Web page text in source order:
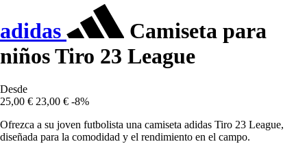
adidas
Camiseta para
niños Tiro 23 League
Desde
25,00 € 23,00 € -8%
Ofrezca a su joven futbolista una camiseta adidas Tiro 23 League,
diseñada para la comodidad y el rendimiento en el campo.